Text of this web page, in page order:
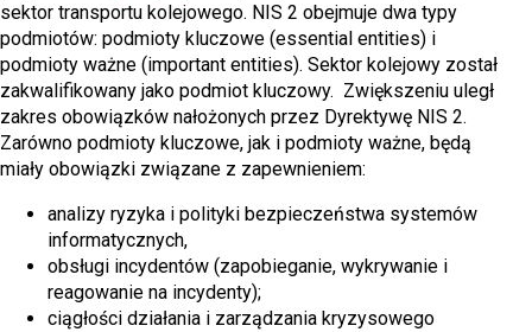
sektor transportu kolejowego. NIS 2 obejmuje dwa typy
podmiotów: podmioty kluczowe (essential entities) i
podmioty ważne (important entities). Sektor kolejowy został
zakwalifikowany jako podmiot kluczowy. Zwiększeniu uległ
zakres obowiązków nałożonych przez Dyrektywę NIS 2.
Zarówno podmioty kluczowe, jak i podmioty ważne, będą
miały obowiązki związane z zapewnieniem:
analizy ryzyka i polityki bezpieczeństwa systemów
informatycznych,
obsługi incydentów (zapobieganie, wykrywanie i
reagowanie na incydenty);
ciągłości działania i zarządzania kryzysowego